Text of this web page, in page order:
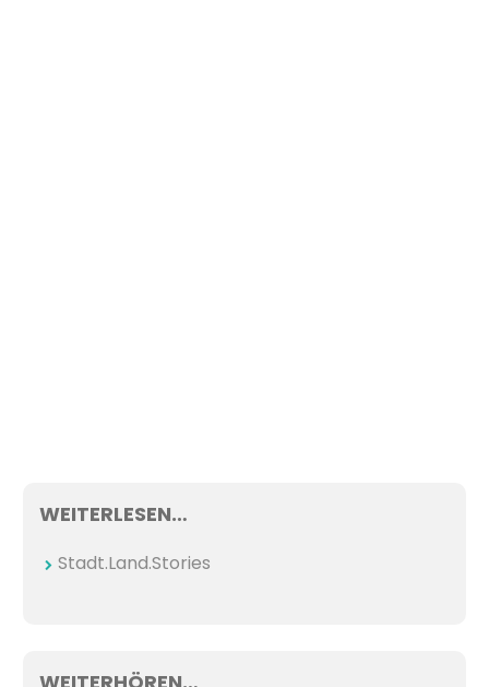
WEITERLESEN…
Stadt.Land.Stories